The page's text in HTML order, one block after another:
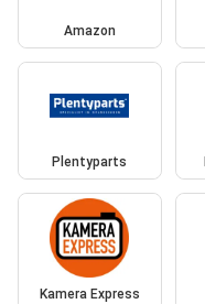
Amazon
Plentyparts
Kamera Express